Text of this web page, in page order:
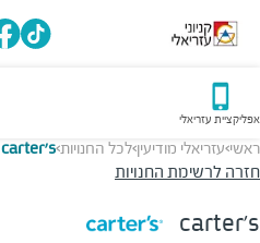
אפליקציית עזריאלי
ראשי>עזריאלי מודיעין>לכל החנויות>
carter's
חזרה לרשימת החנויות
carter's